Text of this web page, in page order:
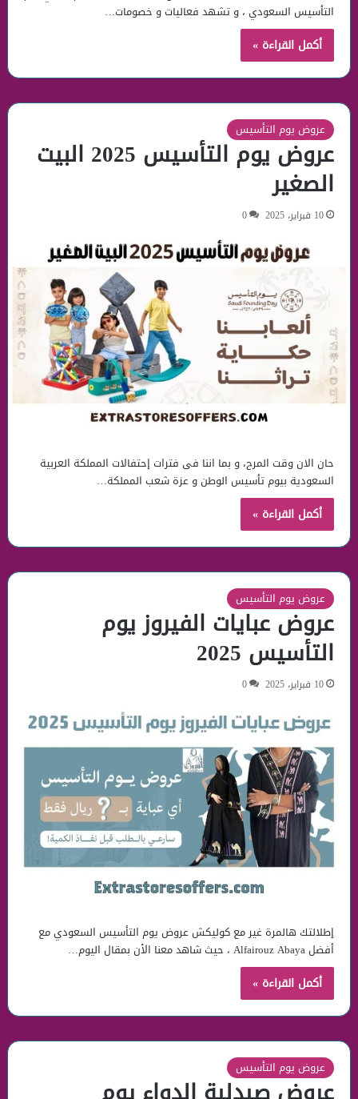
التأسيس السعودي ، و تشهد فعاليات و خصومات…
أكمل القراءة »
عروض يوم التأسيس
عروض يوم التأسيس 2025 البيت
الصغير
10 فبراير، 2025 0
حان الان وقت المرح، و بما اننا فى فترات إحتفالات المملكة العربية
السعودية بيوم تأسيس الوطن و عزة شعب المملكة…
أكمل القراءة »
عروض يوم التأسيس
عروض عبايات الفيروز يوم
التأسيس 2025
10 فبراير، 2025 0
إطلالتك هالمرة غير مع كوليكش عروض يوم التأسيس السعودي مع
أفضل Alfairouz Abaya ، حيث شاهد معنا الأن بمقال اليوم…
أكمل القراءة »
عروض يوم التأسيس